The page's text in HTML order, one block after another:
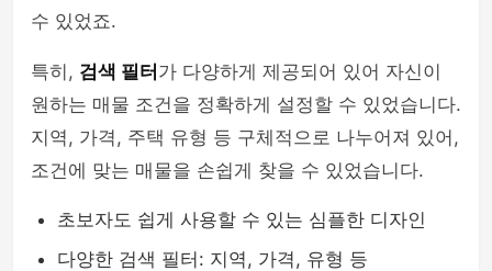
수 있었죠.
특히, 검색 필터 가 다양하게 제공되어 있어 자신이
원하는 매물 조건을 정확하게 설정할 수 있었습니다.
지역, 가격, 주택 유형 등 구체적으로 나누어져 있어,
조건에 맞는 매물을 손쉽게 찾을 수 있었습니다.
초보자도 쉽게 사용할 수 있는 심플한 디자인
다양한 검색 필터: 지역, 가격, 유형 등